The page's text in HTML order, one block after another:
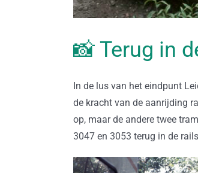
📸 Terug in
In de lus van het eindpunt
de kracht van de aanrijding
op, maar de andere twee
3047 en 3053 terug in de